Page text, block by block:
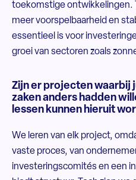
toekomstige ontwikkelingen.
meer voorspelbaarheid en
essentieel is voor
groei van sectoren zoals
Zijn er projecten waarbij
zaken anders hadden
lessen kunnen hieruit
We leren van elk project,
vaste proces, van
investeringscomités en een